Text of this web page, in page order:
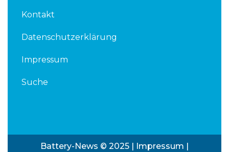
Kontakt
Datenschutzerklärung
Impressum
Suche
Battery-News © 2025 | Impressum |